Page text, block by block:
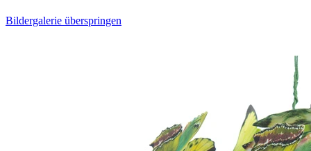
Bildergalerie überspringen